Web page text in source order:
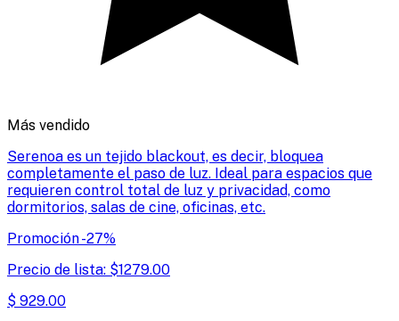
Más vendido
Serenoa es un tejido blackout, es decir, bloquea
completamente el paso de luz. Ideal para espacios que
requieren control total de luz y privacidad, como
dormitorios, salas de cine, oficinas, etc.
Promoción-27%
Precio de lista: $1279.00
$ 929.00